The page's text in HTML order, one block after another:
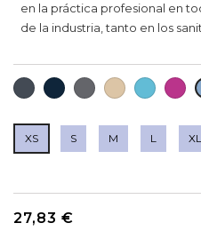
en la práctica profesional en
de la industria, tanto en los
NEGROMARINO
GRIS
OSCURO
BEIGE
CLARO
TURQUESA
XS S M L XL
27,83 €